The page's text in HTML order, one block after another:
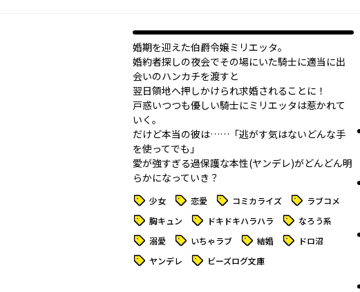
婚期を迎えた伯爵令嬢ミリエッタ。
婚約者探しの夜会でその場にいた騎士に適当に出
会いのハンカチを渡すと――
翌日領地へ押しかけられ求婚されることに！
戸惑いつつも優しい騎士にミリエッタは惹かれて
いく。
だけど本当の彼は……「逃がす気はない――どんな手
を使ってでも」
愛が強すぎる過保護な本性(ヤンデレ)がどんどん明
らかになっていき？
タグ 少女 タグ 恋愛 タグ コミカライズ タグ ラブコメ
タグ 胸キュン タグ ドキドキハラハラ タグ なろう系
タグ 溺愛 タグ いちゃラブ タグ 結婚 タグ ドロ沼
タグ ヤンデレ タグ ビーズログ文庫